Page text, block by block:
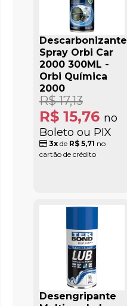
Descarbonizante
Spray Orbi Car
2000 300ML -
Orbi Química
2000
R$ 15,76 no
Boleto ou PIX
R$ 17,13
3x de R$ 5,71 no
cartão de crédito
Desengripante